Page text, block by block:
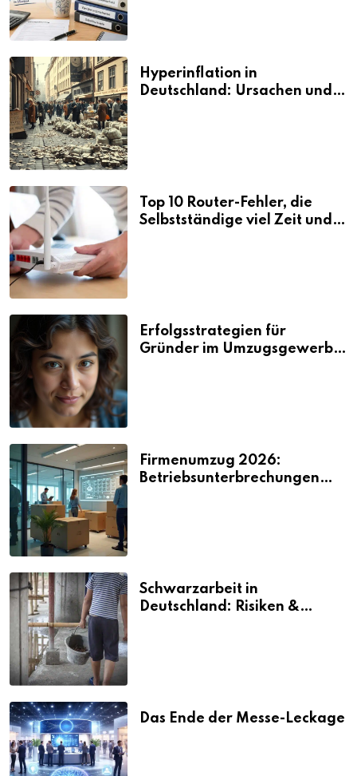
Hyperinflation in
Deutschland: Ursachen und
Top 10 Router-Fehler, die
Selbstständige viel Zeit und
Erfolgsstrategien für
Gründer im Umzugsgewerbe
Firmenumzug 2026:
Betriebsunterbrechungen
Schwarzarbeit in
Deutschland: Risiken &
Das Ende der Messe-Leckage